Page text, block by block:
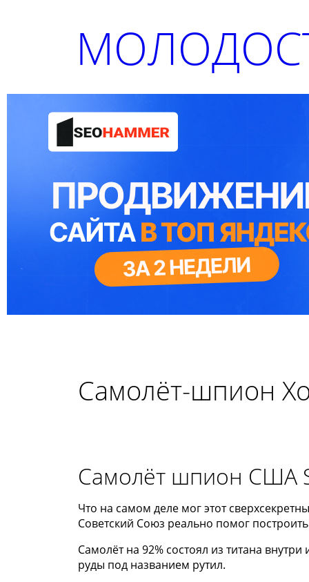
Самолёт-шпион
Самолёт шпион США
Что на самом деле мог этот
Советский Союз реально помог
Самолёт на 92% состоял из титана
руды под названием рутил.